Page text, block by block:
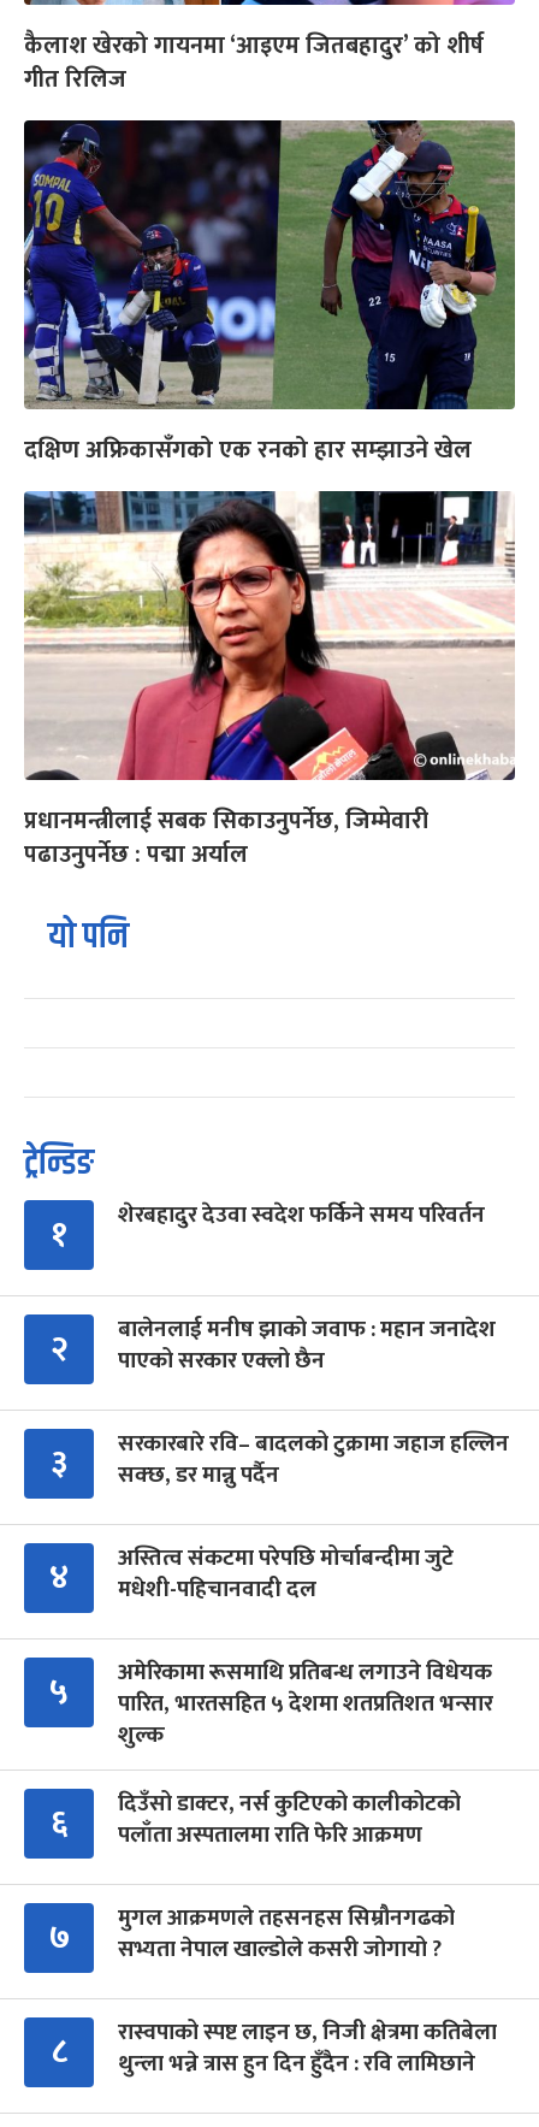
कैलाश खेरको गायनमा ‘आइएम जितबहादुर’ को शीर्ष
गीत रिलिज
दक्षिण अफ्रिकासँगको एक रनको हार सम्झाउने खेल
प्रधानमन्त्रीलाई सबक सिकाउनुपर्नेछ, जिम्मेवारी
पढाउनुपर्नेछ : पद्मा अर्याल
यो पनि
ट्रेन्डिङ
१ शेरबहादुर देउवा स्वदेश फर्किने समय परिवर्तन
२
बालेनलाई मनीष झाको जवाफ : महान जनादेश
पाएको सरकार एक्लो छैन
३
सरकारबारे रवि– बादलको टुक्रामा जहाज हल्लिन
सक्छ, डर मान्नु पर्दैन
४
अस्तित्व संकटमा परेपछि मोर्चाबन्दीमा जुटे
मधेशी-पहिचानवादी दल
५
अमेरिकामा रूसमाथि प्रतिबन्ध लगाउने विधेयक
पारित, भारतसहित ५ देशमा शतप्रतिशत भन्सार
शुल्क
६
दिउँसो डाक्टर, नर्स कुटिएको कालीकोटको
पलाँता अस्पतालमा राति फेरि आक्रमण
७
मुगल आक्रमणले तहसनहस सिम्रौनगढको
सभ्यता नेपाल खाल्डोले कसरी जोगायो ?
८
रास्वपाको स्पष्ट लाइन छ, निजी क्षेत्रमा कतिबेला
थुन्ला भन्ने त्रास हुन दिन हुँदैन : रवि लामिछाने